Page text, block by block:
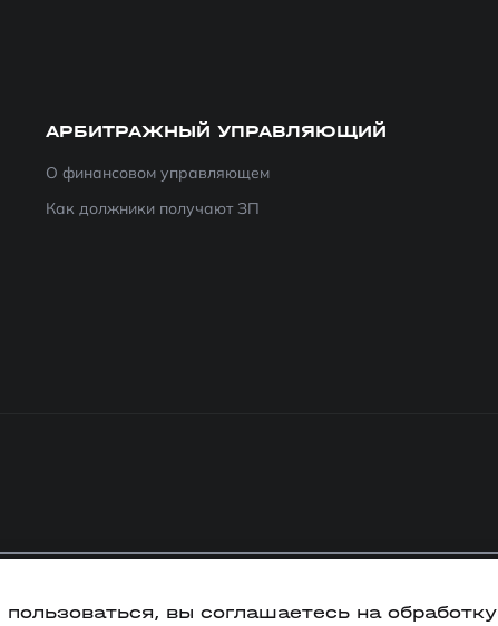
АРБИТРАЖНЫЙ УПРАВЛЯЮЩИЙ
О финансовом управляющем
Как должники получают ЗП
вы соглашаетесь на обработку